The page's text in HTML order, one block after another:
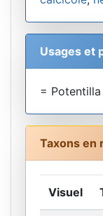
Usages et
=
Taxons en
Visuel